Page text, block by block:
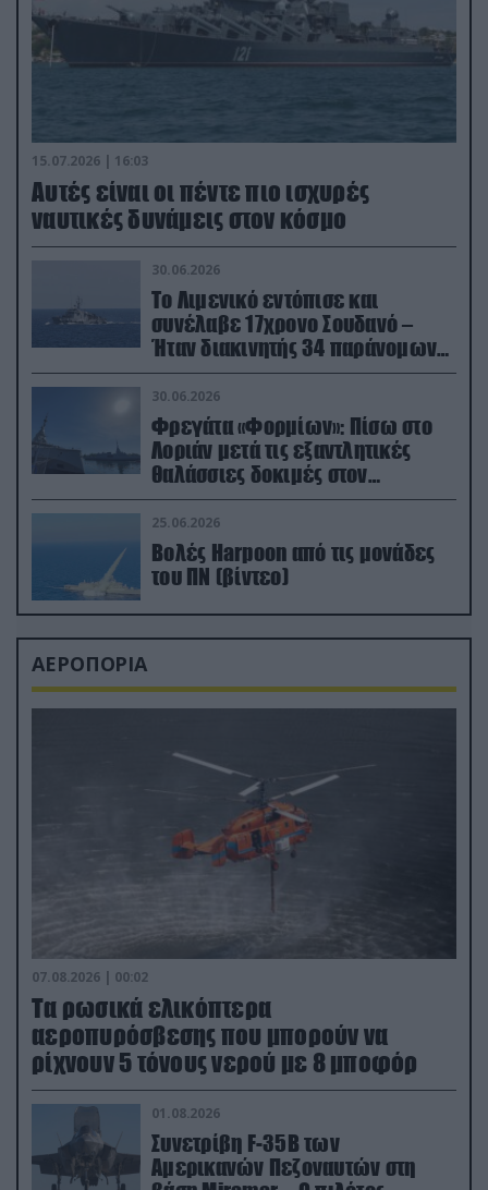
15.07.2026 | 16:03
Aυτές είναι οι πέντε πιο ισχυρές
ναυτικές δυνάμεις στον κόσμο
30.06.2026
Το Λιμενικό εντόπισε και
συνέλαβε 17χρονο Σουδανό –
Ήταν διακινητής 34 παράνομων
μεταναστών
30.06.2026
Φρεγάτα «Φορμίων»: Πίσω στο
Λοριάν μετά τις εξαντλητικές
θαλάσσιες δοκιμές στον
απαιτητικό Βισκαϊκό
25.06.2026
Βολές Harpoon από τις μονάδες
του ΠΝ (βίντεο)
ΑΕΡΟΠΟΡΙΑ
07.08.2026 | 00:02
Τα ρωσικά ελικόπτερα
αεροπυρόσβεσης που μπορούν να
ρίχνουν 5 τόνους νερού με 8 μποφόρ
01.08.2026
Συνετρίβη F-35B των
Αμερικανών Πεζοναυτών στη